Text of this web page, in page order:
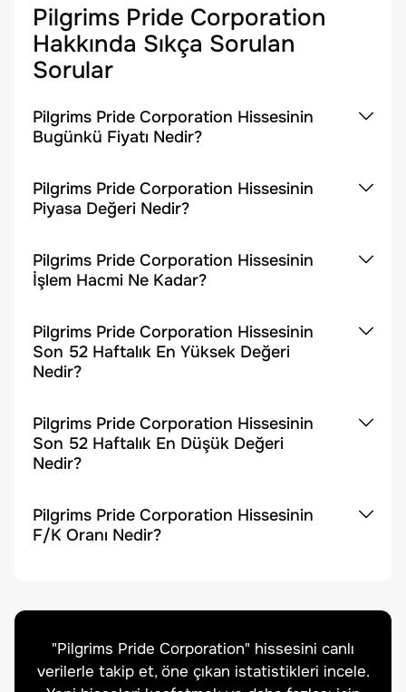
Pilgrims Pride Corporation
Hakkında Sıkça Sorulan
Sorular
Pilgrims Pride Corporation Hissesinin
Bugünkü Fiyatı Nedir?
Pilgrims Pride Corporation Hissesinin
Piyasa Değeri Nedir?
Pilgrims Pride Corporation Hissesinin
İşlem Hacmi Ne Kadar?
Pilgrims Pride Corporation Hissesinin
Son 52 Haftalık En Yüksek Değeri
Nedir?
Pilgrims Pride Corporation Hissesinin
Son 52 Haftalık En Düşük Değeri
Nedir?
Pilgrims Pride Corporation Hissesinin
F/K Oranı Nedir?
"Pilgrims Pride Corporation" hissesini canlı
verilerle takip et, öne çıkan istatistikleri incele.